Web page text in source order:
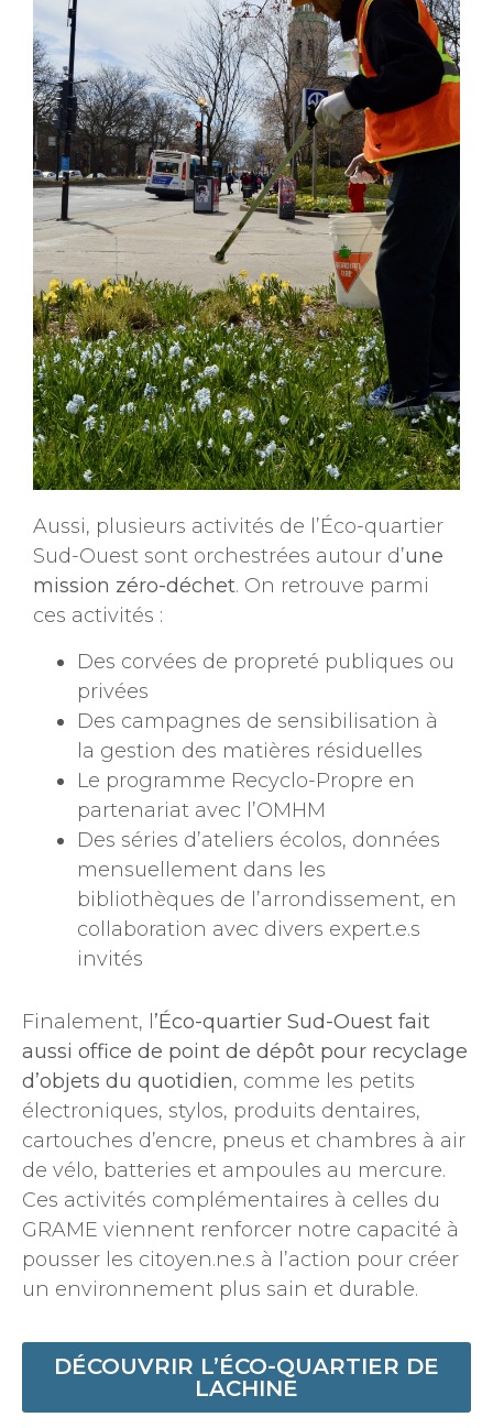
Aussi, plusieurs activités de l’Éco-quartier
Sud-Ouest sont orchestrées autour d’une
mission zéro-déchet. On retrouve parmi
ces activités :
Des corvées de propreté publiques ou
privées
Des campagnes de sensibilisation à
la gestion des matières résiduelles
Le programme Recyclo-Propre en
partenariat avec l’OMHM
Des séries d’ateliers écolos, données
mensuellement dans les
bibliothèques de l’arrondissement, en
collaboration avec divers expert.e.s
invités
Finalement, l ’Éco-quartier Sud-Ouest fait
aussi office de point de dépôt pour recyclage
d’objets du quotidien, comme les petits
électroniques, stylos, produits dentaires,
cartouches d’encre, pneus et chambres à air
de vélo, batteries et ampoules au mercure.
Ces activités complémentaires à celles du
GRAME viennent renforcer notre capacité à
pousser les citoyen.ne.s à l’action pour créer
un environnement plus sain et durable.
DÉCOUVRIR L’ÉCO-QUARTIER DE
LACHINE